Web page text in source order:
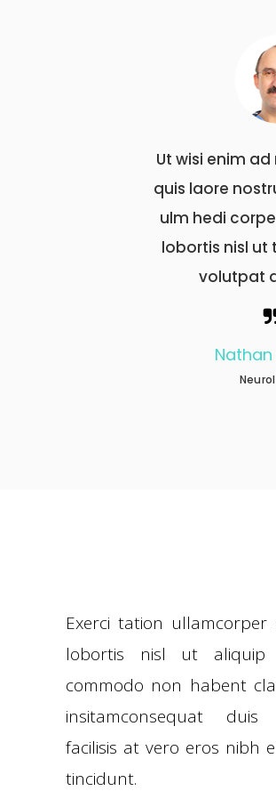
Ut wisi enim ad minim
quis laore nostrud
ulm hedi corper turet
lobortis nisl ut tio
volutpat autem vel
Nathan Becker
Exerci tation ullamcorper
lobortis nisl ut aliquip
commodo non habent
insitamconsequat duis
facilisis at vero eros nibh
tincidunt.